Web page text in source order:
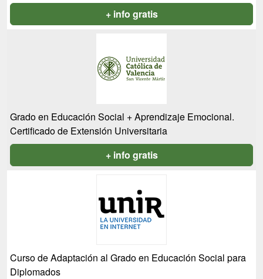
+ info gratis
Grado en Educación Social + Aprendizaje Emocional.
Certificado de Extensión Universitaria
+ info gratis
Curso de Adaptación al Grado en Educación Social para
Diplomados